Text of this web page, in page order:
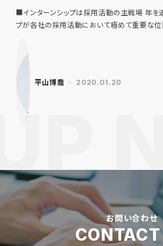
■インターンシップは採用活動の主戦場 年を
プが各社の採用活動において極めて重要な
平山博喬 2020.01.20
お問い合わせ
CONTACT